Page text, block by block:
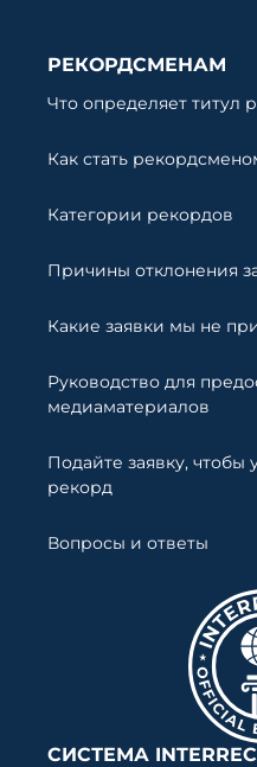
РЕКОРДСМЕНАМ
Что определяет титул
Как стать
Категории рекордов
Причины отклонения
Какие заявки мы не
Руководство для
медиаматериалов
Подайте заявку, чтобы
рекорд
Вопросы и ответы
СИСТЕМА